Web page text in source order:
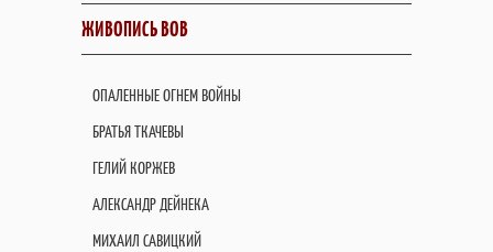
ЖИВОПИСЬ ВОВ
ОПАЛЕННЫЕ ОГНЕМ ВОЙНЫ
БРАТЬЯ ТКАЧЕВЫ
ГЕЛИЙ КОРЖЕВ
АЛЕКСАНДР ДЕЙНЕКА
МИХАИЛ САВИЦКИЙ